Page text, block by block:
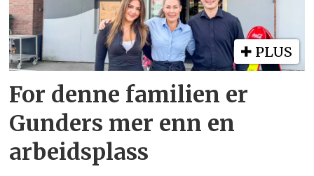
PLUS
For denne familien er
Gunders mer enn en
arbeidsplass